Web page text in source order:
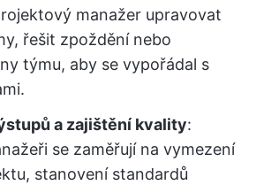
manažer upravovat
řešit zpoždění nebo
týmu, aby se vypořádal s
a zajištění kvality:
se zaměřují na vymezení
stanovení standardů